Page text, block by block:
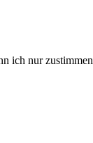
ich nur